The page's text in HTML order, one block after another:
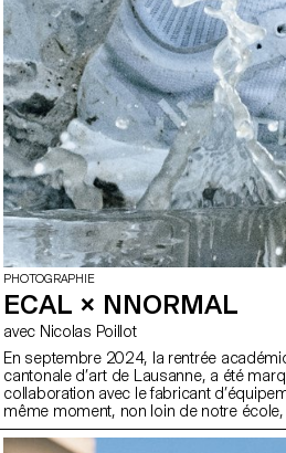
PHOTOGRAPHIE
ECAL × NNORMAL
avec Nicolas Poillot
En septembre 2024, la rentrée
cantonale d’art de Lausanne, a été
collaboration avec le fabricant
même moment, non loin de notre
de la marque, a donné à nos équipes le
enchaînant 82 sommets alpins de plus